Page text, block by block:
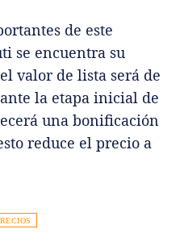
de este
se encuentra su
valor de lista será de
la etapa inicial de
una bonificación
reduce el precio a